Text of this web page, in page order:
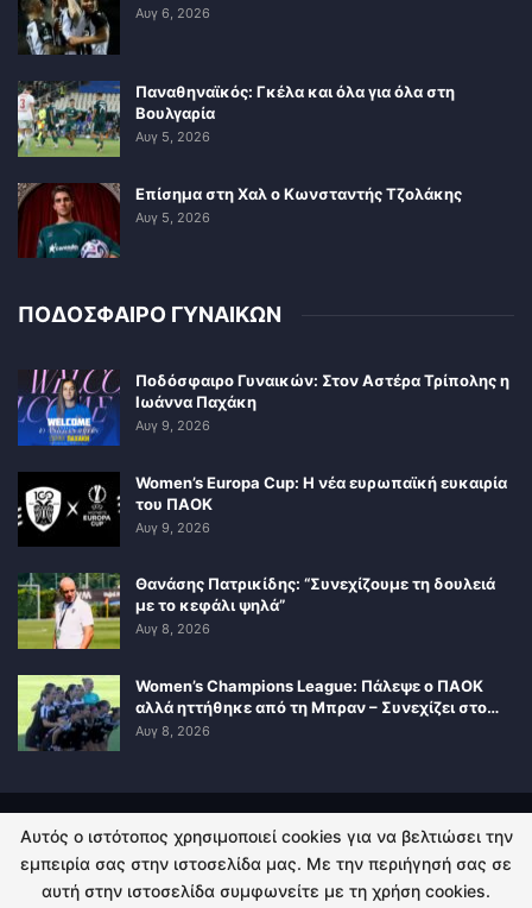
Αυγ 6, 2026
Παναθηναϊκός: Γκέλα και όλα για όλα στη
Βουλγαρία
Αυγ 5, 2026
Επίσημα στη Χαλ ο Κωνσταντής Τζολάκης
Αυγ 5, 2026
ΠΟΔΟΣΦΑΙΡΟ ΓΥΝΑΙΚΩΝ
Ποδόσφαιρο Γυναικών: Στον Αστέρα Τρίπολης η
Ιωάννα Παχάκη
Αυγ 9, 2026
Women’s Europa Cup: Η νέα ευρωπαϊκή ευκαιρία
του ΠΑΟΚ
Αυγ 9, 2026
Θανάσης Πατρικίδης: “Συνεχίζουμε τη δουλειά
με το κεφάλι ψηλά”
Αυγ 8, 2026
Women’s Champions League: Πάλεψε ο ΠΑΟΚ
αλλά ηττήθηκε από τη Μπραν – Συνεχίζει στο…
Αυγ 8, 2026
ΠΟΛΙΤΙΚΗ ΑΠΟΡΡΗΤΟΥ ΕΠΙΚΟΙΝΩΝΙΑ
Αυτός ο ιστότοπος χρησιμοποιεί cookies για να βελτιώσει την
εμπειρία σας στην ιστοσελίδα μας. Με την περιήγησή σας σε
αυτή στην ιστοσελίδα συμφωνείτε με τη χρήση cookies.